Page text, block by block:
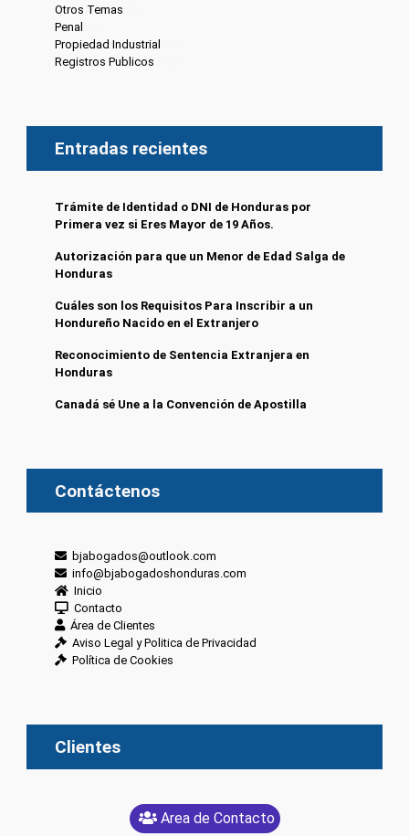
Otros Temas
Penal
Propiedad Industrial
Registros Publicos
Entradas recientes
Trámite de Identidad o DNI de Honduras por
Primera vez si Eres Mayor de 19 Años.
Autorización para que un Menor de Edad Salga de
Honduras
Cuáles son los Requisitos Para Inscribir a un
Hondureño Nacido en el Extranjero
Reconocimiento de Sentencia Extranjera en
Honduras
Canadá sé Une a la Convención de Apostilla
Contáctenos
bjabogados@outlook.com
info@bjabogadoshonduras.com
Inicio
Contacto
Área de Clientes
Aviso Legal y Politica de Privacidad
Política de Cookies
Clientes
Area de Contacto